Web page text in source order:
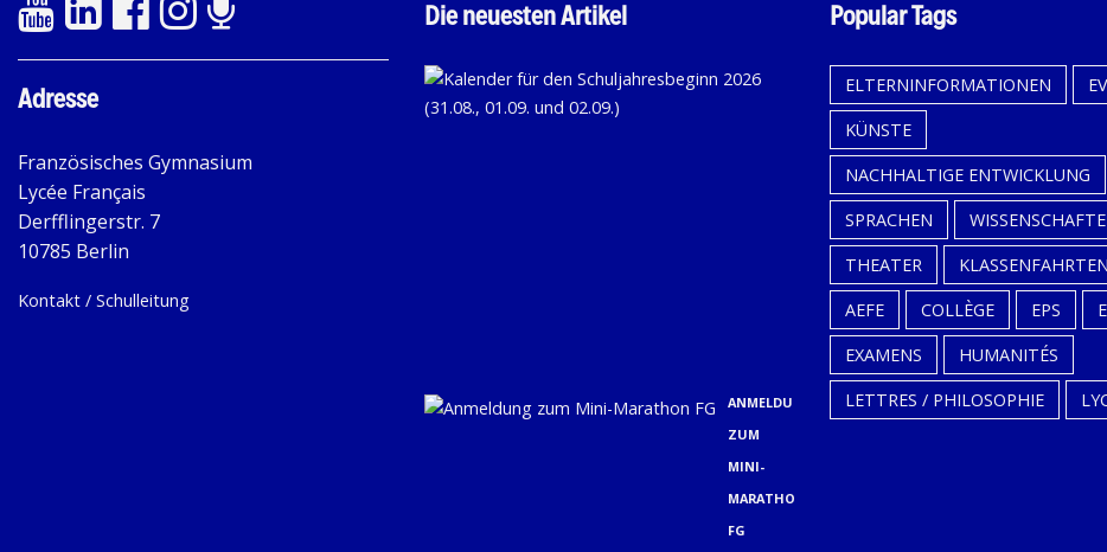
Adresse
Französisches Gymnasium
Lycée Français
Derfflingerstr. 7
10785 Berlin
Kontakt / Schulleitung
Die neuesten Artikel
KALENDER
SCHULJAHRESBEGINN
(31.08.,
02.09.)
ANMELDUNG
ZUM
MINI-
MARATHON
FG
Popular Tags
ELTERNINFORMATIONEN
KÜNSTE
NACHHALTIGE ENTWICKLUNG
SPRACHEN
THEATER
KLASSENFAHRTEN
AEFE
COLLÈGE EPS
EXAMENS
HUMANITÉS
LETTRES / PHILOSOPHIE